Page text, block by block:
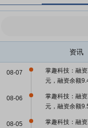
资讯
掌趣科技：融
元，融资余额
08-07
掌趣科技：融
元，融资余额
08-06
掌趣科技：融
08-05